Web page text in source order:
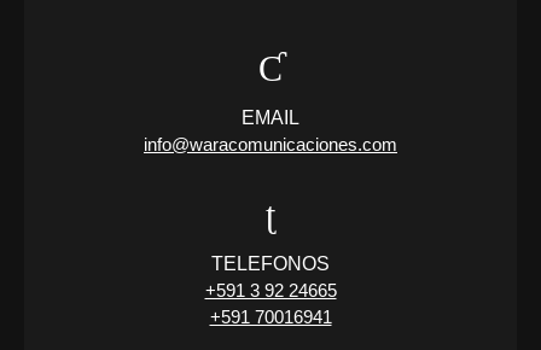
EMAIL
info@waracomunicaciones.com
TELEFONOS
+591 3 92 24665
+591 70016941